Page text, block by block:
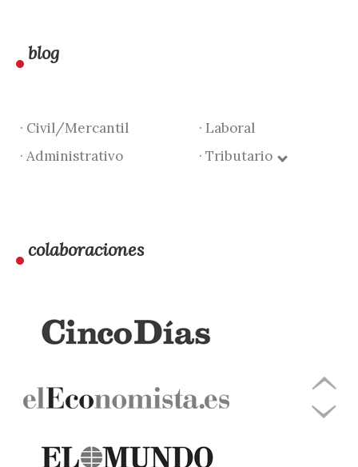
blog
· Civil/Mercantil
· Laboral
· Administrativo
· Tributario
colaboraciones